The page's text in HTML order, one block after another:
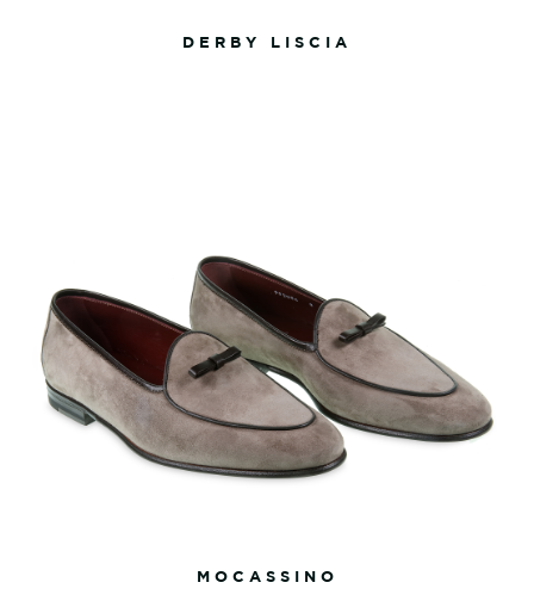
DERBY LISCIA
MOCASSINO